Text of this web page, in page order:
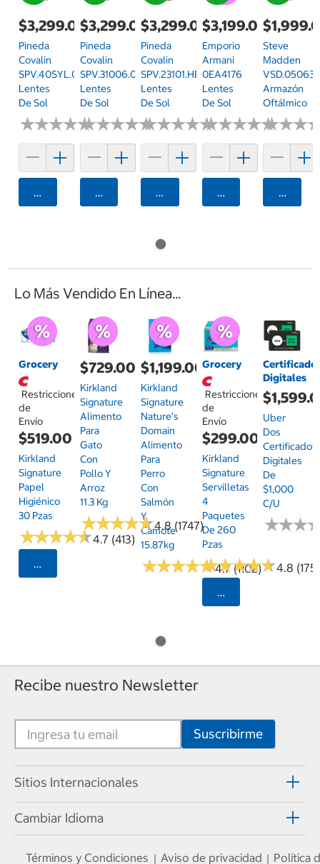
$3,299.00
Pineda
Covalin
SPV.40SYL.0BLK.56
Lentes
De Sol
★★★★★
★★★★★
Agregar
$3,299.00
Pineda
Covalin
SPV.31006.0PUR.58
Lentes
De Sol
★★★★★
★★★★★
Agregar
$3,299.00
Pineda
Covalin
SPV.23101.HBRN.55
Lentes
De Sol
★★★★★
★★★★★
Agregar
$3,199.00
Emporio
Armani
0EA4176
Lentes
De Sol
★★★★★
★★★★★
Agregar
Steve
Madden
Armazón
Oftálmico
★★★
★★★
Lo Más Vendido En Línea...
Grocery
Restricciones
de
Envío
$519.00
Kirkland
Signature
Papel
Higiénico
30 Pzas
★★★★★
★★★★★4.7 (413)
Seleccionar Código Postal
$729.00
Kirkland
Signature
Alimento
Para
Gato
Con
Pollo Y
Arroz
11.3 Kg
★★★★★
★★★★★4.8 (1747)
$1,199.00
Kirkland
Signature
Nature's
Domain
Alimento
Para
Perro
Con
Salmón
Y
Camote
15.87kg
★★★★★
★★★★★4.7 (1102)
Grocery
Restricciones
de
Envío
$299.00
Kirkland
Signature
Servilletas
4
Paquetes
De 260
Pzas
★★★★★
★★★★★4.8 (175)
Seleccionar
Digitales
Uber
Dos
Certificados
Digitales
De
$1,000
C/u
★★★
★★★
Recibe nuestro Newsletter
Sitios Internacionales
Cambiar Idioma
Términos y Condiciones | Aviso de privacidad | Política